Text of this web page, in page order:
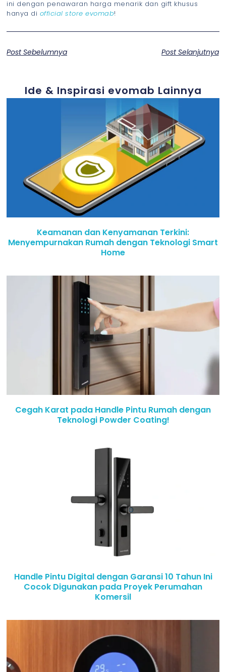
ini dengan penawaran harga menarik dan gift khusus
hanya di official store evomab!
Post Sebelumnya Post Selanjutnya
Ide & Inspirasi evomab Lainnya
Keamanan dan Kenyamanan Terkini:
Menyempurnakan Rumah dengan Teknologi Smart
Home
Cegah Karat pada Handle Pintu Rumah dengan
Teknologi Powder Coating!
Handle Pintu Digital dengan Garansi 10 Tahun Ini
Cocok Digunakan pada Proyek Perumahan
Komersil